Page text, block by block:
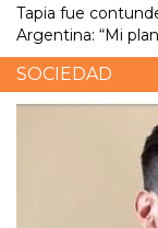
Tapia fue
Argentina: “Mi
SOCIEDAD